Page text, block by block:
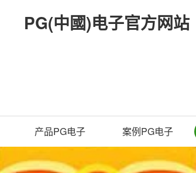
PG(中國)电子官方网站
产品PG电子 案例PG电子